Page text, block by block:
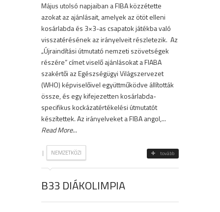
Május utolsó napjaiban a FIBA közzétette
azokat az ajánlásait, amelyek az ötöt elleni
kosárlabda és 3×3-as csapatok játékba való
visszatérésének az irányelveit részletezik. Az
„Újraindítási útmutató nemzeti szövetségek
részére” címet viselő ajánlásokat a FIABA
szakértői az Egészségügyi Világszervezet
(WHO) képviselőivel együttműködve állították
össze, és egy kifejezetten kosárlabda-
specifikus kockázatértékelési útmutatót
készítettek. Az irányelveket a FIBA angol,...
Read More...
| NEMZETKÖZI tovább
B33 DIÁKOLIMPIA